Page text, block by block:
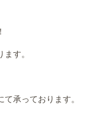
す。
承っております。